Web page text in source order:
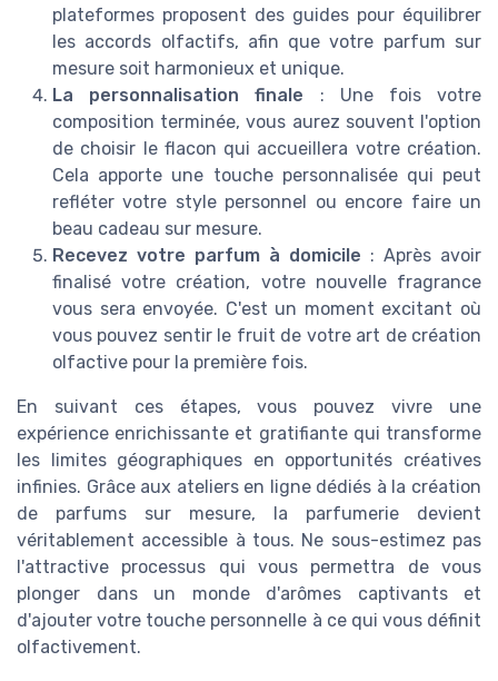
plateformes proposent des guides pour équilibrer
les accords olfactifs, afin que votre parfum sur
mesure soit harmonieux et unique.
La personnalisation finale : Une fois votre
composition terminée, vous aurez souvent l'option
de choisir le flacon qui accueillera votre création.
Cela apporte une touche personnalisée qui peut
refléter votre style personnel ou encore faire un
beau cadeau sur mesure.
Recevez votre parfum à domicile : Après avoir
finalisé votre création, votre nouvelle fragrance
vous sera envoyée. C'est un moment excitant où
vous pouvez sentir le fruit de votre art de création
olfactive pour la première fois.
En suivant ces étapes, vous pouvez vivre une
expérience enrichissante et gratifiante qui transforme
les limites géographiques en opportunités créatives
infinies. Grâce aux ateliers en ligne dédiés à la création
de parfums sur mesure, la parfumerie devient
véritablement accessible à tous. Ne sous-estimez pas
l'attractive processus qui vous permettra de vous
plonger dans un monde d'arômes captivants et
d'ajouter votre touche personnelle à ce qui vous définit
olfactivement.